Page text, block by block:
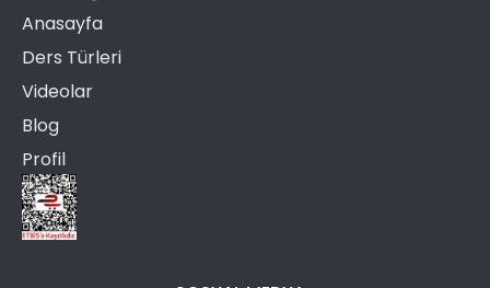
Anasayfa
Ders Türleri
Videolar
Blog
Profil